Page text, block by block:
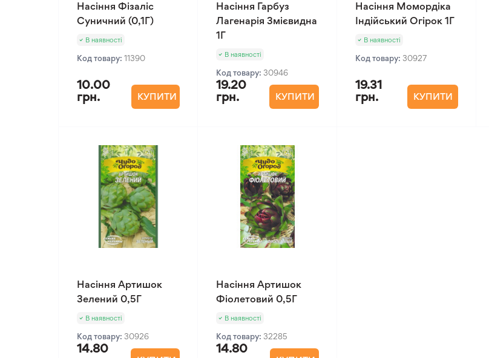
Насіння Фізаліс
Суничний (0,1Г)
В наявності
Код товару: 11390
10.00
грн.
КУПИТИ
Насіння Гарбуз
Лагенарія Змієвидна
1Г
В наявності
Код товару: 30946
19.20
грн.
КУПИТИ
Насіння Момордіка
Індійський Огірок 1Г
В наявності
Код товару: 30927
19.31
грн.
КУПИТИ
Насіння Артишок
Зелений 0,5Г
В наявності
Код товару: 30926
14.80
Насіння Артишок
Фіолетовий 0,5Г
В наявності
Код товару: 32285
14.80